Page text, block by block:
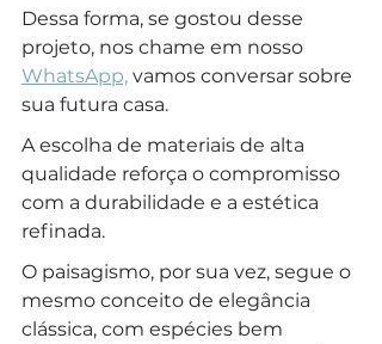
Dessa forma, se gostou desse
projeto, nos chame em nosso
WhatsApp, vamos conversar sobre
sua futura casa.
A escolha de materiais de alta
qualidade reforça o compromisso
com a durabilidade e a estética
refinada.
O paisagismo, por sua vez, segue o
mesmo conceito de elegância
clássica, com espécies bem